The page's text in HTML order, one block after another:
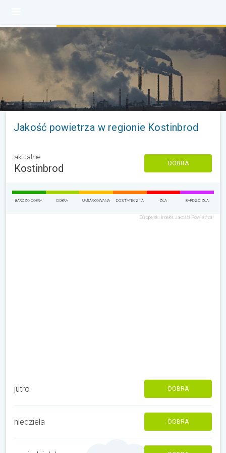
Jakość powietrza w regionie Kostinbrod
aktualnie
Kostinbrod DOBRA
BARDZO DOBRA DOBRA UMIARKOWANA DOSTATECZNA ZŁA BARDZO ZŁA
Europejski Indeks Jakości Powietrza
jutro DOBRA
niedziela DOBRA